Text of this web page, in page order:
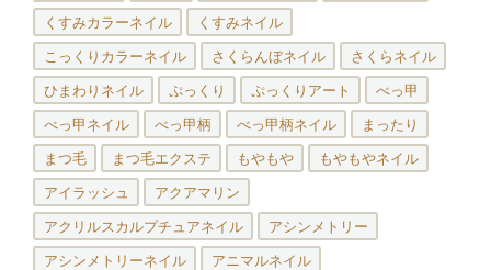
くすみカラーネイル くすみネイル
こっくりカラーネイル さくらんぼネイル さくらネイル
ひまわりネイル ぷっくり ぷっくりアート べっ甲
べっ甲ネイル べっ甲柄 べっ甲柄ネイル まったり
まつ毛 まつ毛エクステ もやもや もやもやネイル
アイラッシュ アクアマリン
アクリルスカルプチュアネイル アシンメトリー
アシンメトリーネイル アニマルネイル